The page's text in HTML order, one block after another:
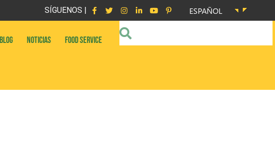
SÍGUENOS | ESPAÑOL
BLOG NOTICIAS FOOD SERVICE